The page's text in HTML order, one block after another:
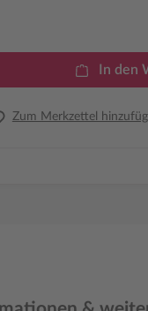
In den
Zum Merkzettel